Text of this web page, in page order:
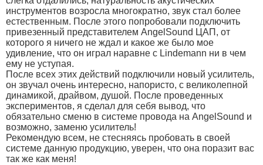
инструментов возросла многократно, звук стал более
естественным. После этого попробовали подключить
привезенный представителем AngelSound ЦАП, от
которого я ничего не ждал и какое же было мое
удивление, что он играл наравне с Lindemann ни в чем
ему не уступая.
После всех этих действий подключили новый усилитель,
он звучал очень интересно, напористо, с великолепной
динамикой, драйвом, душой. После проведенных
экспериментов, я сделал для себя вывод, что
обязательно сменю в системе провода на AngelSound и
возможно, заменю усилитель!
Рекомендую всем, не стесняясь пробовать в своей
системе данную продукцию, уверен, что она поразит вас
так же как меня!